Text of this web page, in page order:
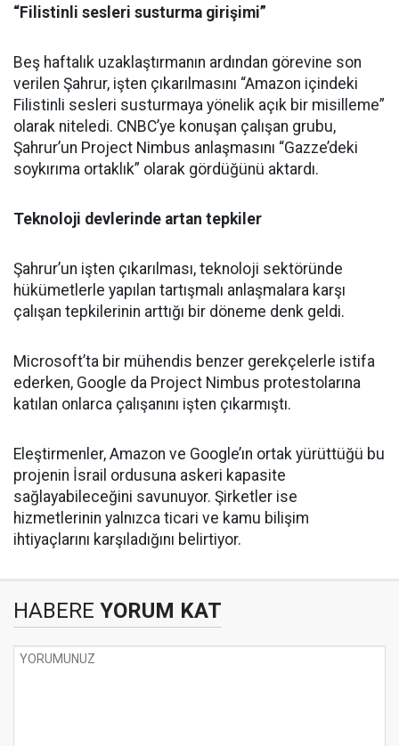
“Filistinli sesleri susturma girişimi”
Beş haftalık uzaklaştırmanın ardından görevine son
verilen Şahrur, işten çıkarılmasını “Amazon içindeki
Filistinli sesleri susturmaya yönelik açık bir misilleme”
olarak niteledi. CNBC’ye konuşan çalışan grubu,
Şahrur’un Project Nimbus anlaşmasını “Gazze’deki
soykırıma ortaklık” olarak gördüğünü aktardı.
Teknoloji devlerinde artan tepkiler
Şahrur’un işten çıkarılması, teknoloji sektöründe
hükümetlerle yapılan tartışmalı anlaşmalara karşı
çalışan tepkilerinin arttığı bir döneme denk geldi.
Microsoft’ta bir mühendis benzer gerekçelerle istifa
ederken, Google da Project Nimbus protestolarına
katılan onlarca çalışanını işten çıkarmıştı.
Eleştirmenler, Amazon ve Google’ın ortak yürüttüğü bu
projenin İsrail ordusuna askeri kapasite
sağlayabileceğini savunuyor. Şirketler ise
hizmetlerinin yalnızca ticari ve kamu bilişim
ihtiyaçlarını karşıladığını belirtiyor.
HABERE YORUM KAT